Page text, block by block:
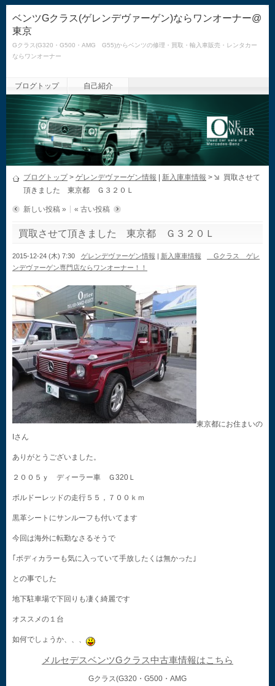
ベンツGクラス(ゲレンデヴァーゲン)ならワンオーナー@
東京
Gクラス(G320・G500・AMG G55)からベンツの修理・買取・輸入車販売・レンタカー
ならワンオーナー
ブログトップ 自己紹介
ブログトップ> ゲレンデヴァーゲン情報 新入庫車情報 >
買取させて
頂きました 東京都 Ｇ３２０Ｌ
新しい投稿 » « 古い投稿
買取させて頂きました 東京都 Ｇ３２０Ｌ
2015-12-24 (木) 7:30 ゲレンデヴァーゲン情報 | 新入庫車情報
Gクラス ゲレ
ンデヴァーゲン専門店ならワンオーナー！！
東京都にお住まいの
Iさん
ありがとうございました。
２００５ｙ ディーラー車 Ｇ320Ｌ
ボルドーレッドの走行５５，７００ｋｍ
黒革シートにサンルーフも付いてます
今回は海外に転勤なさるそうで
｢ボディカラーも気に入っていて手放したくは無かった｣
との事でした
地下駐車場で下回りも凄く綺麗です
オススメの１台
如何でしょうか、、、
メルセデスベンツGクラス中古車情報はこちら
Gクラス(G320・G500・AMG